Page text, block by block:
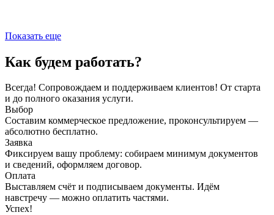
Показать еще
Как будем работать?
Всегда! Сопровождаем и поддерживаем клиентов! От старта
и до полного оказания услуги.
Выбор
Составим коммерческое предложение, проконсультируем —
абсолютно бесплатно.
Заявка
Фиксируем вашу проблему: собираем минимум документов
и сведений, оформляем договор.
Оплата
Выставляем счёт и подписываем документы. Идём
навстречу — можно оплатить частями.
Успех!